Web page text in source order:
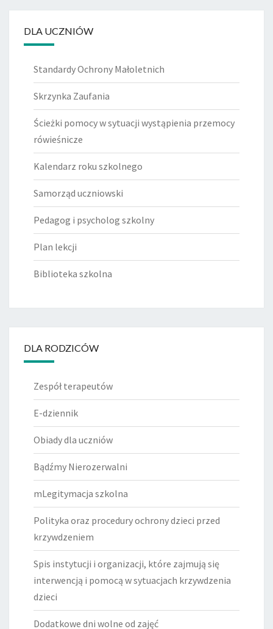
DLA UCZNIÓW
Standardy Ochrony Małoletnich
Skrzynka Zaufania
Ścieżki pomocy w sytuacji wystąpienia przemocy
rówieśnicze
Kalendarz roku szkolnego
Samorząd uczniowski
Pedagog i psycholog szkolny
Plan lekcji
Biblioteka szkolna
DLA RODZICÓW
Zespół terapeutów
E-dziennik
Obiady dla uczniów
Bądźmy Nierozerwalni
mLegitymacja szkolna
Polityka oraz procedury ochrony dzieci przed
krzywdzeniem
Spis instytucji i organizacji, które zajmują się
interwencją i pomocą w sytuacjach krzywdzenia
dzieci
Dodatkowe dni wolne od zajęć